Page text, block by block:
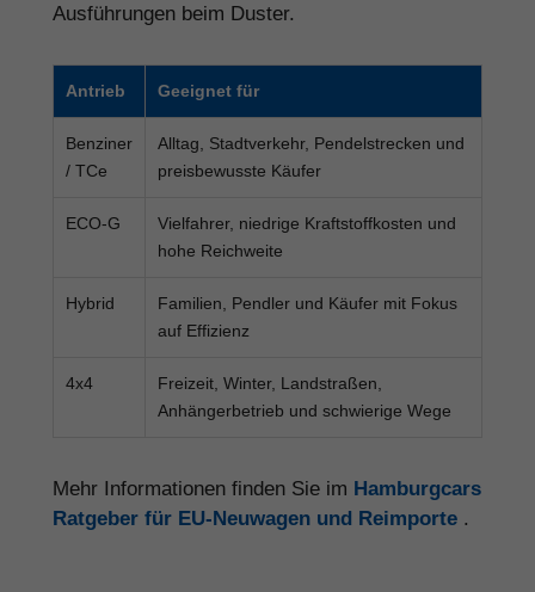
Ausführungen beim Duster.
Antrieb Geeignet für
Benziner
/ TCe
Alltag, Stadtverkehr, Pendelstrecken und
preisbewusste Käufer
ECO-G
Vielfahrer, niedrige Kraftstoffkosten und
hohe Reichweite
Hybrid
Familien, Pendler und Käufer mit Fokus
auf Effizienz
4x4
Freizeit, Winter, Landstraßen,
Anhängerbetrieb und schwierige Wege
Mehr Informationen finden Sie im Hamburgcars
Ratgeber für EU-Neuwagen und Reimporte .